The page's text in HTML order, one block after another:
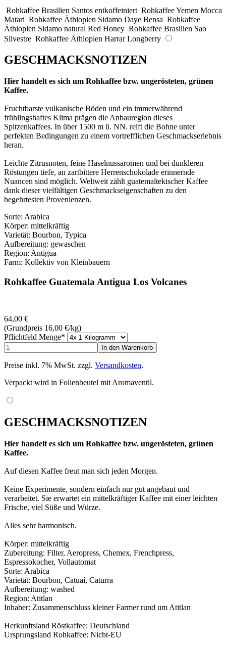
Rohkaffee Brasilien Santos entkoffeiniert Rohkaffee Yemen Mocca
Matari Rohkaffee Äthiopien Sidamo Daye Bensa Rohkaffee
Äthiopien Sidamo natural Red Honey Rohkaffee Brasilien Sao
Silvestre Rohkaffee Äthiopien Harrar Longberry
GESCHMACKSNOTIZEN
Hier handelt es sich um Rohkaffee bzw. ungerösteten, grünen
Kaffee.
Fruchtbarste vulkanische Böden und ein immerwährend
frühlingshaftes Klima prägen die Anbauregion dieses
Spitzenkaffees. In über 1500 m ü. NN. reift die Bohne unter
perfekten Bedingungen zu einem vortrefflichen Geschmackserlebnis
heran.
Leichte Zitrusnoten, feine Haselnussaromen und bei dunkleren
Röstungen tiefe, an zartbittere Herrenschokolade erinnernde
Nuancen sind möglich. Weltweit zählt guatemaltekischer Kaffee
dank dieser vielfältigen Geschmackseigenschaften zu den
begehrtesten Provenienzen.
Sorte: Arabica
Körper: mittelkräftig
Varietät: Bourbon, Typica
Aufbereitung: gewaschen
Region: Antigua
Farm: Kollektiv von Kleinbauern
Rohkaffee Guatemala Antigua Los Volcanes
64,00 €
(Grundpreis 16,00 €/kg)
Pflichtfeld Menge*
Preise inkl. 7% MwSt. zzgl. Versandkosten.
Verpackt wird in Folienbeutel mit Aromaventil.
GESCHMACKSNOTIZEN
Hier handelt es sich um Rohkaffee bzw. ungerösteten, grünen
Kaffee.
Auf diesen Kaffee freut man sich jeden Morgen.
Keine Experimente, sondern einfach nur gut angebaut und
verarbeitet. Sie erwartet ein mittelkräftiger Kaffee mit einer leichten
Frische, viel Süße und Würze.
Alles sehr harmonisch.
Körper: mittelkräftig
Zubereitung: Filter, Aeropress, Chemex, Frenchpress,
Espressokocher, Vollautomat
Sorte: Arabica
Varietät: Bourbon, Catuaí, Caturra
Aufbereitung: washed
Region: Atitlan
Inhaber: Zusammenschluss kleiner Farmer rund um Atitlan
Herkunftsland Röstkaffee: Deutschland
Ursprungsland Rohkaffee: Nicht-EU